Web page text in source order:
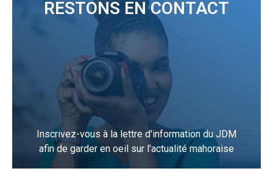
RESTONS EN CONTACT
Inscrivez-vous à la lettre d'information du JDM
afin de garder en oeil sur l'actualité mahoraise